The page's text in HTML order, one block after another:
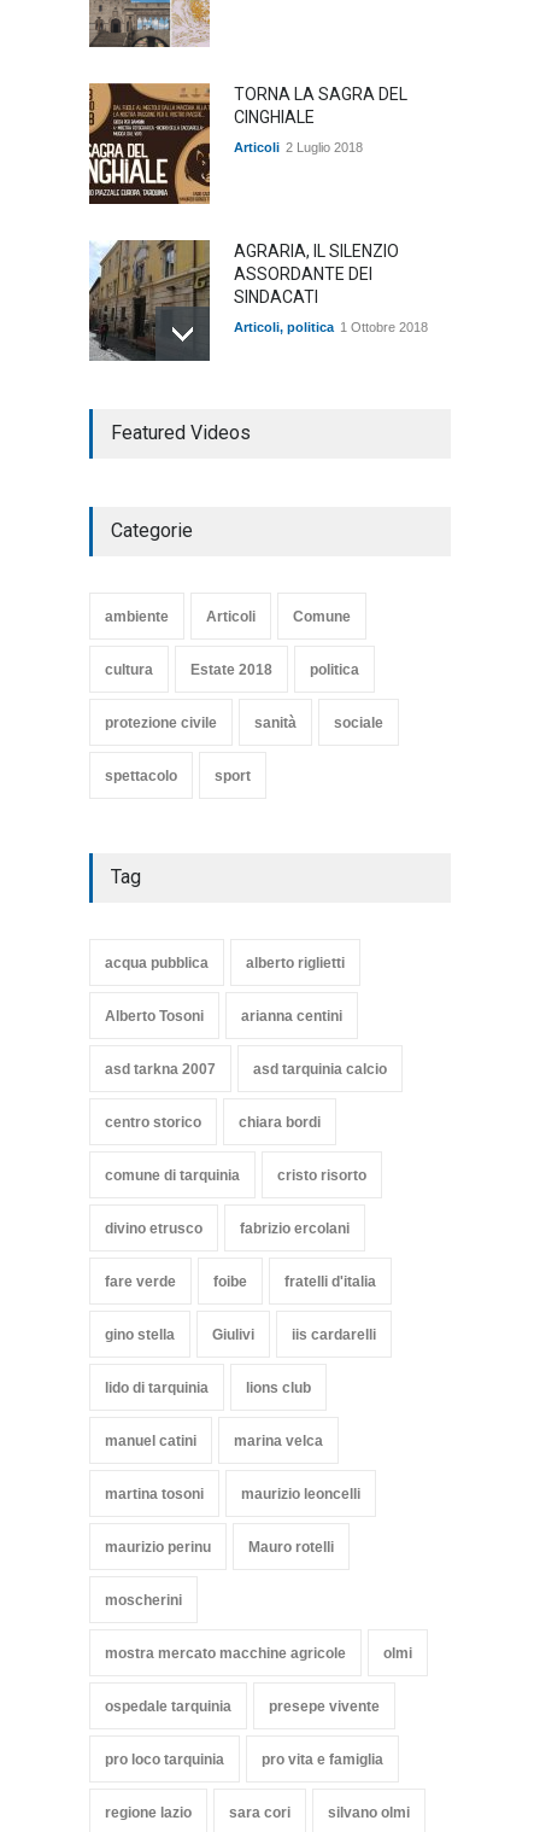
TORNA LA SAGRA DEL
CINGHIALE
Articoli 2 Luglio 2018
AGRARIA, IL SILENZIO
ASSORDANTE DEI
SINDACATI
Articoli, politica 1 Ottobre 2018
COMMEDIA"
TARQUINIA
Featured Videos
Categorie
ambiente Articoli Comune
cultura Estate 2018 politica
protezione civile sanità sociale
spettacolo sport
Tag
acqua pubblica alberto riglietti
Alberto Tosoni arianna centini
asd tarkna 2007 asd tarquinia calcio
centro storico chiara bordi
comune di tarquinia cristo risorto
divino etrusco fabrizio ercolani
fare verde foibe fratelli d'italia
gino stella Giulivi iis cardarelli
lido di tarquinia lions club
manuel catini marina velca
martina tosoni maurizio leoncelli
maurizio perinu Mauro rotelli
moscherini
mostra mercato macchine agricole olmi
ospedale tarquinia presepe vivente
pro loco tarquinia pro vita e famiglia
regione lazio sara cori silvano olmi